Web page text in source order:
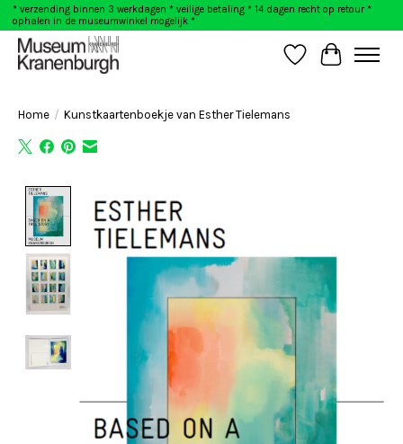
* verzending binnen 3 werkdagen * veilige betaling * 14 dagen recht op retour *
ophalen in de museumwinkel mogelijk *
Verlanglijst
Home / Kunstkaartenboekje van Esther Tielemans